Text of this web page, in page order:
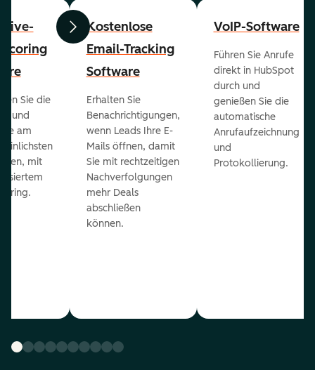
ZurückWeiter
Sie die
und
am
mit
Kostenlose
Email-Tracking
Software
Erhalten Sie
Benachrichtigungen,
wenn Leads Ihre E-
Mails öffnen, damit
Sie mit rechtzeitigen
Nachverfolgungen
mehr Deals
abschließen
können.
VoIP-Software
Führen Sie Anrufe
direkt in HubSpot
durch und
genießen Sie die
automatische
Anrufaufzeichnung
und
Protokollierung.